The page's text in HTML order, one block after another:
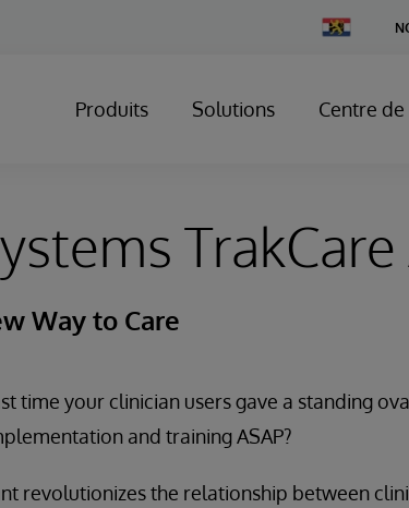
Change
Country
Produits Solutions Centre
Way to Care
time your clinician users gave a standing
and training ASAP?
revolutionizes the relationship between